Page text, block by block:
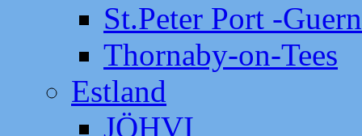
St.Peter Port -
Thornaby-on-Tees
Estland
JÖHVI